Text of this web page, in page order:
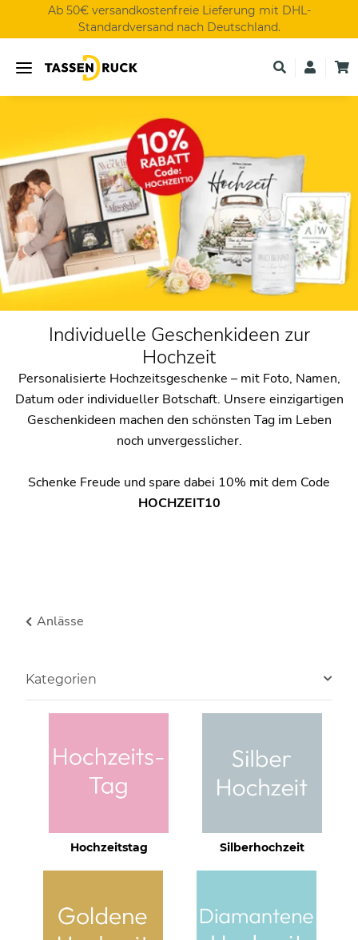
Ab 50€ versandkostenfreie Lieferung mit DHL-
Standardversand nach Deutschland.
Individuelle Geschenkideen zur
Hochzeit
Personalisierte Hochzeitsgeschenke – mit Foto, Namen,
Datum oder individueller Botschaft. Unsere einzigartigen
Geschenkideen machen den schönsten Tag im Leben
noch unvergesslicher.
Schenke Freude und spare dabei 10% mit dem Code
HOCHZEIT10
Anlässe
Hochzeitstag Silberhochzeit
Kategorien